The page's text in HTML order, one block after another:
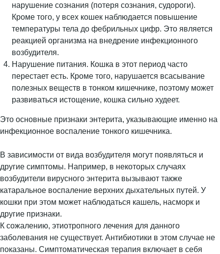
нарушение сознания (потеря сознания, судороги).
Кроме того, у всех кошек наблюдается повышение
температуры тела до фебрильных цифр. Это является
реакцией организма на внедрение инфекционного
возбудителя.
Нарушение питания. Кошка в этот период часто
перестает есть. Кроме того, нарушается всасывание
полезных веществ в тонком кишечнике, поэтому может
развиваться истощение, кошка сильно худеет.
Это основные признаки энтерита, указывающие именно на
инфекционное воспаление тонкого кишечника.
В зависимости от вида возбудителя могут появляться и
другие симптомы. Например, в некоторых случаях
возбудители вирусного энтерита вызывают также
катаральное воспаление верхних дыхательных путей. У
кошки при этом может наблюдаться кашель, насморк и
другие признаки.
К сожалению, этиотропного лечения для данного
заболевания не существует. Антибиотики в этом случае не
показаны. Симптоматическая терапия включает в себя